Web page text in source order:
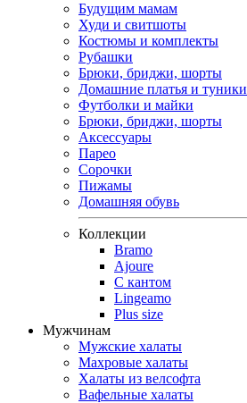
Будущим мамам
Худи и свитшоты
Костюмы и комплекты
Рубашки
Брюки, бриджи, шорты
Домашние платья и туники
Футболки и майки
Брюки, бриджи, шорты
Аксессуары
Парео
Сорочки
Пижамы
Домашняя обувь
Коллекции
Bramo
Ajoure
С кантом
Lingeamo
Plus size
Мужчинам
Мужские халаты
Махровые халаты
Халаты из велсофта
Вафельные халаты